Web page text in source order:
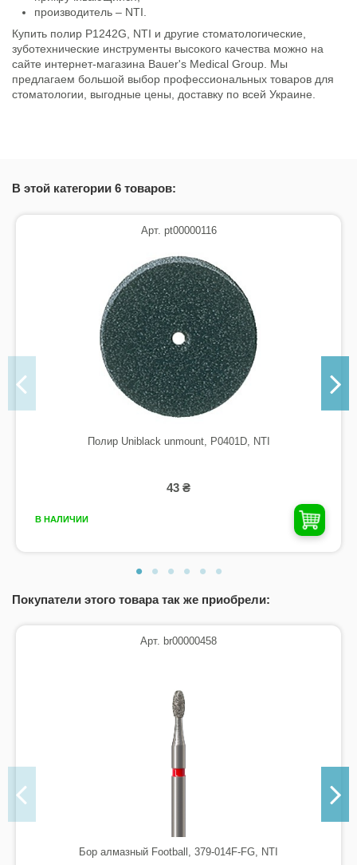
производитель – NTI.
Купить полир P1242G, NTI и другие стоматологические,
зуботехнические инструменты высокого качества можно на
сайте интернет-магазина Bauer's Medical Group. Мы
предлагаем большой выбор профессиональных товаров для
стоматологии, выгодные цены, доставку по всей Украине.
В этой категории 6 товаров:
Арт. pt00000116
Полир Uniblack unmount, P0401D, NTI
43 ₴
В НАЛИЧИИ
Покупатели этого товара так же приобрели:
Арт. br00000458
Бор алмазный Football, 379-014F-FG, NTI